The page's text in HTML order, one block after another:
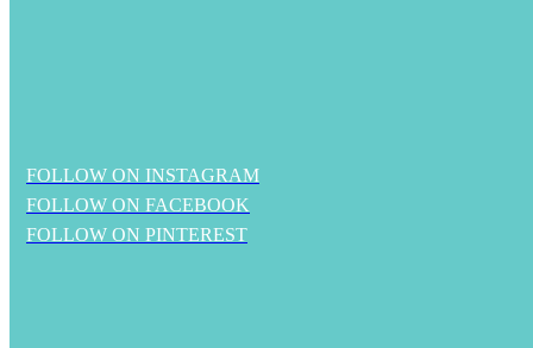
FOLLOW ON INSTAGRAM
FOLLOW ON FACEBOOK
FOLLOW ON PINTEREST